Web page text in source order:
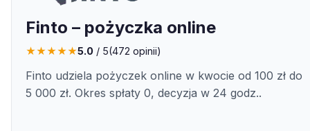
Finto – pożyczka online
★★★★★5.0 / 5(472 opinii)
Finto udziela pożyczek online w kwocie od 100 zł do
5 000 zł. Okres spłaty 0, decyzja w 24 godz..